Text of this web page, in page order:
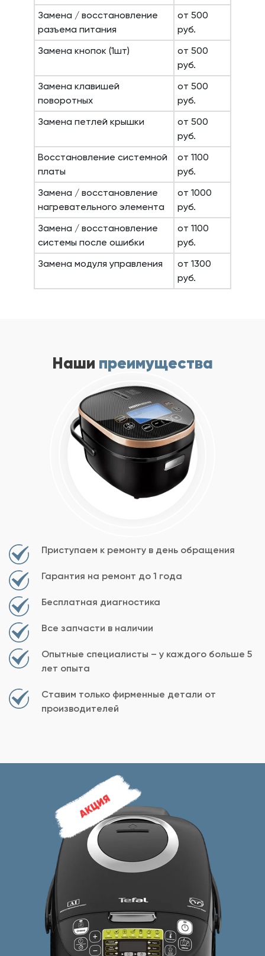
Замена / восстановление
разъема питания
от 500
руб.
Замена кнопок (1шт)
от 500
руб.
Замена клавишей
поворотных
от 500
руб.
Замена петлей крышки
от 500
руб.
Восстановление системной
платы
от 1100
руб.
Замена / восстановление
нагревательного элемента
от 1000
руб.
Замена / восстановление
системы после ошибки
от 1100
руб.
Замена модуля управления
от 1300
руб.
Наши преимущества
Приступаем к ремонту в день обращения
Гарантия на ремонт до 1 года
Бесплатная диагностика
Все запчасти в наличии
Опытные специалисты – у каждого больше 5
лет опыта
Ставим только фирменные детали от
производителей